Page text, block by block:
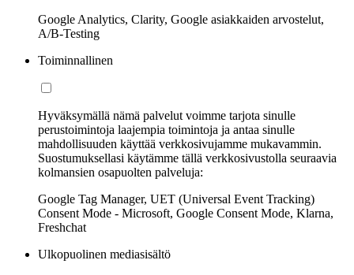
Google Analytics, Clarity, Google asiakkaiden arvostelut,
A/B-Testing
Toiminnallinen
Hyväksymällä nämä palvelut voimme tarjota sinulle
perustoimintoja laajempia toimintoja ja antaa sinulle
mahdollisuuden käyttää verkkosivujamme mukavammin.
Suostumuksellasi käytämme tällä verkkosivustolla seuraavia
kolmansien osapuolten palveluja:
Google Tag Manager, UET (Universal Event Tracking)
Consent Mode - Microsoft, Google Consent Mode, Klarna,
Freshchat
Ulkopuolinen mediasisältö